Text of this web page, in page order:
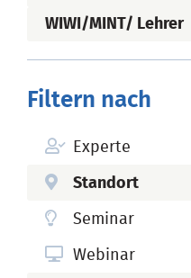
WIWI/MINT/ Lehrer
Filtern nach
Experte
Standort
Seminar
Webinar